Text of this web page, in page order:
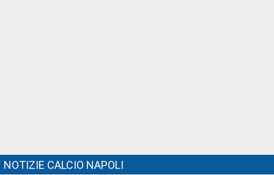
NOTIZIE CALCIO NAPOLI